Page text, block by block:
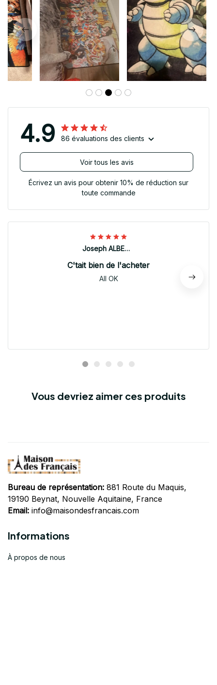
4.9 86 évaluations des clients
Voir tous les avis
Écrivez un avis pour obtenir 10% de réduction sur
toute commande
Joseph ALBERTINI
C'tait bien de l'acheter
All OK
Vous devriez aimer ces produits
Bureau de représentation: 881 Route du Maquis,
19190 Beynat, Nouvelle Aquitaine, France
Email: info@maisondesfrancais.com
Informations
À propos de nous